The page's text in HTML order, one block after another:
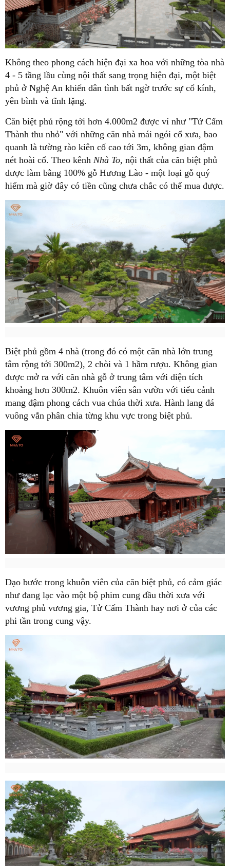
Không theo phong cách hiện đại xa hoa với những tòa nhà
4 - 5 tầng lầu cùng nội thất sang trọng hiện đại, một biệt
phủ ở Nghệ An khiến dân tình bất ngờ trước sự cổ kính,
yên bình và tĩnh lặng.
Căn biệt phủ rộng tới hơn 4.000m2 được ví như "Tử Cấm
Thành thu nhỏ" với những căn nhà mái ngói cổ xưa, bao
quanh là tường rào kiên cố cao tới 3m, không gian đậm
nét hoài cổ. Theo kênh Nhà To, nội thất của căn biệt phủ
được làm bằng 100% gỗ Hương Lào - một loại gỗ quý
hiếm mà giờ đây có tiền cũng chưa chắc có thể mua được.
Biệt phủ gồm 4 nhà (trong đó có một căn nhà lớn trung
tâm rộng tới 300m2), 2 chòi và 1 hầm rượu. Không gian
được mở ra với căn nhà gỗ ở trung tâm với diện tích
khoảng hơn 300m2. Khuôn viên sân vườn với tiểu cảnh
mang đậm phong cách vua chúa thời xưa. Hành lang đá
vuông vắn phân chia từng khu vực trong biệt phủ.
Dạo bước trong khuôn viên của căn biệt phủ, có cảm giác
như đang lạc vào một bộ phim cung đầu thời xưa với
vương phủ vương gia, Tử Cấm Thành hay nơi ở của các
phi tần trong cung vậy.